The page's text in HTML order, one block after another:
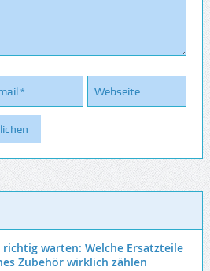
warten: Welche Ersatzteile
Zubehör wirklich zählen